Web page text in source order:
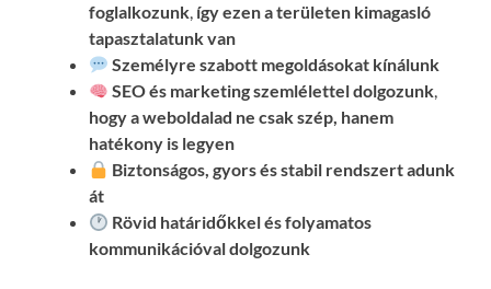
foglalkozunk, így ezen a területen kimagasló
tapasztalatunk van
Személyre szabott megoldásokat kínálunk
SEO és marketing szemlélettel dolgozunk,
hogy a weboldalad ne csak szép, hanem
hatékony is legyen
Biztonságos, gyors és stabil rendszert adunk
át
Rövid határidőkkel és folyamatos
kommunikációvaldolgozunk